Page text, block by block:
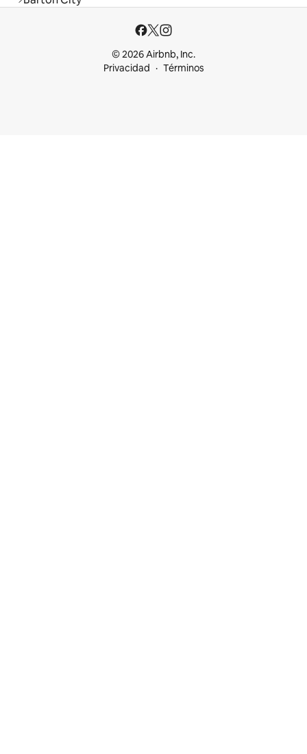
© 2026 Airbnb, Inc.
Privacidad
Términos